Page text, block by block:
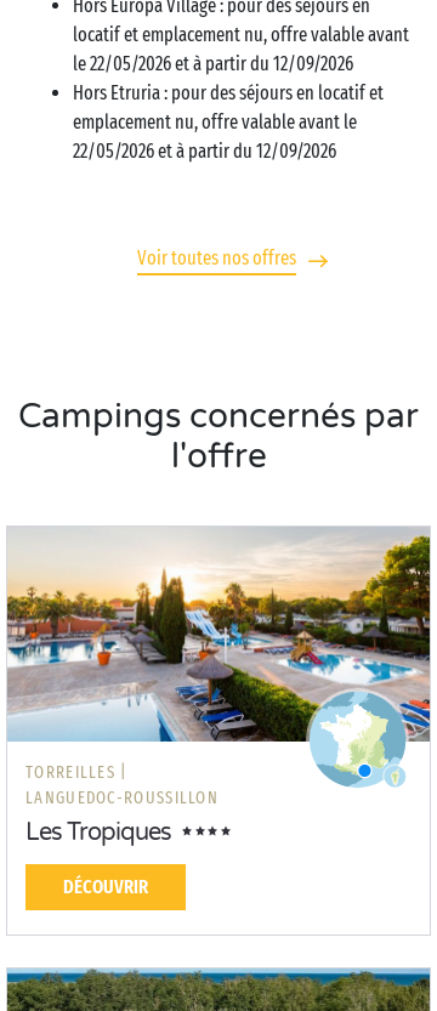
Hors Europa Village : pour des séjours en
locatif et emplacement nu, offre valable avant
le 22/05/2026 et à partir du 12/09/2026
Hors Etruria : pour des séjours en locatif et
emplacement nu, offre valable avant le
22/05/2026 et à partir du 12/09/2026
Voir toutes nos offres
Campings concernés par
l'offre
TORREILLES |
LANGUEDOC-ROUSSILLON
Les Tropiques
DÉCOUVRIR